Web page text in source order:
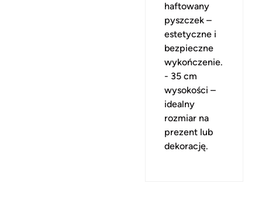
haftowany
pyszczek –
estetyczne i
bezpieczne
wykończenie.
- 35 cm
wysokości –
idealny
rozmiar na
prezent lub
dekorację.